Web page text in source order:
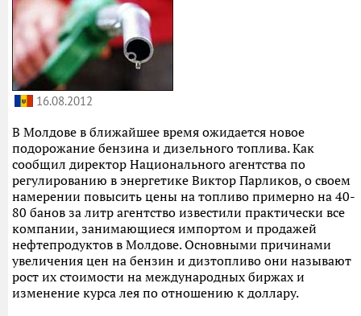
16.08.2012
В Молдове в ближайшее время ожидается новое
подорожание бензина и дизельного топлива. Как
сообщил директор Национального агентства по
регулированию в энергетике Виктор Парликов, о своем
намерении повысить цены на топливо примерно на 40-
80 банов за литр агентство известили практически все
компании, занимающиеся импортом и продажей
нефтепродуктов в Молдове. Основными причинами
увеличения цен на бензин и дизтопливо они называют
рост их стоимости на международных биржах и
изменение курса лея по отношению к доллару.